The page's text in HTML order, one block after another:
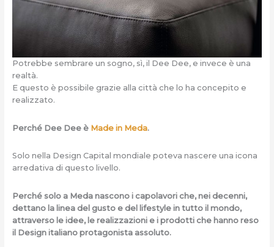
Potrebbe sembrare un sogno, sì, il Dee Dee, e invece è una
realtà.
E questo è possibile grazie alla città che lo ha concepito e
realizzato.
Perché Dee Dee è Made in Meda.
Solo nella Design Capital mondiale poteva nascere una icona
arredativa di questo livello.
Perché solo a Meda nascono i capolavori che, nei decenni,
dettano la linea del gusto e del lifestyle in tutto il mondo,
attraverso le idee, le realizzazioni e i prodotti che hanno reso
il Design italiano protagonista assoluto.